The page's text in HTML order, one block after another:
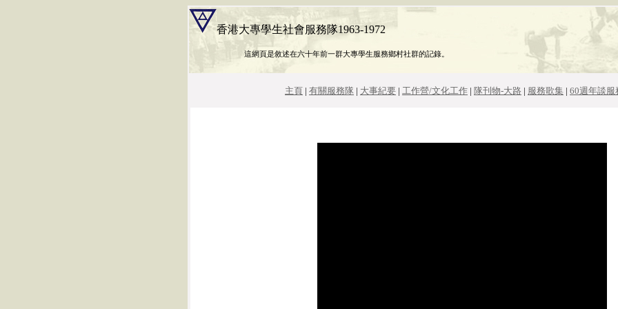
香港大專學生社會服務隊1963-1972
這網頁是敘述在六十年前一群大專學生服務鄉村社群的記錄。
主頁 | 有關服務隊 | 大事紀要 | 工作營/文化工作 | 隊刊物-大路 | 服務歌集 | 60週年談服